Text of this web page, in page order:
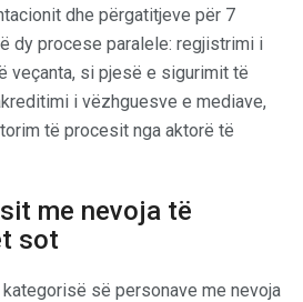
dhe përgatitjeve për 7
dy procese paralele: regjistrimi i
veçanta, si pjesë e sigurimit të
i vëzhguesve e mediave,
të procesit nga aktorë të
me nevoja të
sot
së personave me nevoja